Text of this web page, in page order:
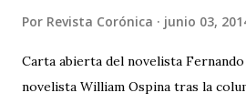
Por Revista Corónica junio 03,
Carta abierta del novelista
novelista William Ospina tras la